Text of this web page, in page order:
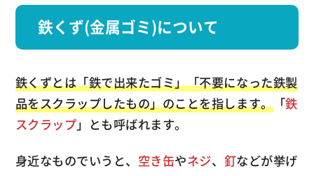
鉄くず(金属ゴミ)について
鉄くずとは「鉄で出来たゴミ」「不要になった鉄製
品をスクラップしたもの」のことを指します。「鉄
スクラップ」とも呼ばれます。
身近なものでいうと、 空き缶やネジ、 釘などが挙げ